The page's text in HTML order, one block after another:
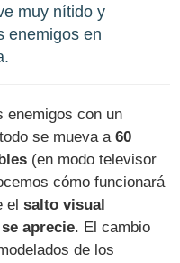
muy nítido y
enemigos en
enemigos con un
se mueva a60
(en modo televisor
cómo funcionará
elsalto visual
aprecie. El cambio
de los